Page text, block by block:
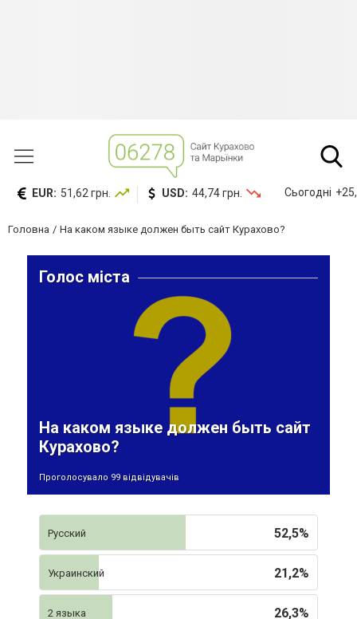
EUR: 51,62 грн. USD: 44,74 грн. Сьогодні
Головна На каком языке должен быть сайт Курахово?
Голос міста
На каком языке должен быть сайт
Курахово?
Проголосувало 99 відвідувачів
52,5%
Русский
21,2%
Украинский
26,3%
2 языка